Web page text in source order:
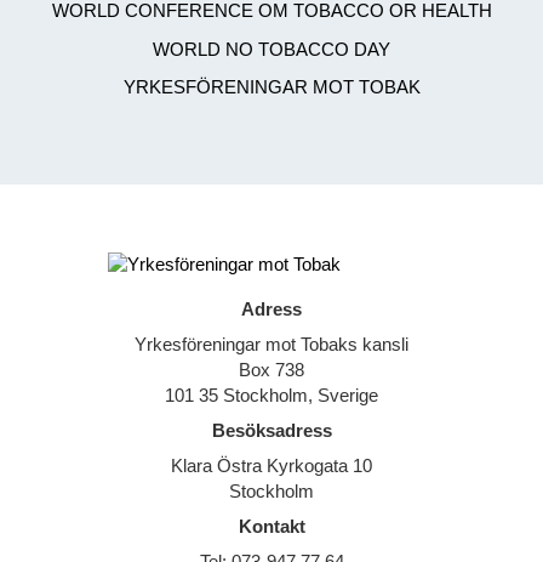
WORLD CONFERENCE OM TOBACCO OR HEALTH
WORLD NO TOBACCO DAY
YRKESFÖRENINGAR MOT TOBAK
Adress
Yrkesföreningar mot Tobaks kansli
Box 738
101 35 Stockholm, Sverige
Besöksadress
Klara Östra Kyrkogata 10
Stockholm
Kontakt